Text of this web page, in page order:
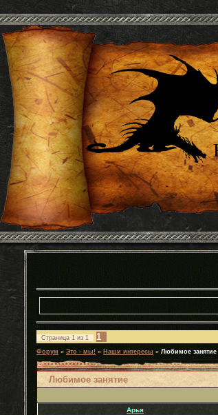
Страница 1 из 1 1
Форум » Это - мы! » Наши интересы » Любимое занятие
Любимое занятие
Арья